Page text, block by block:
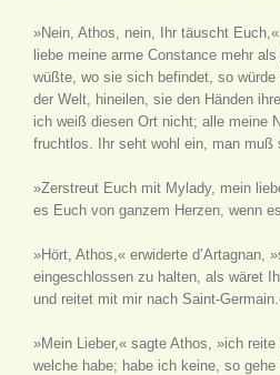
»Nein, Athos, nein, Ihr täuscht
liebe meine arme Constance mehr
wüßte, wo sie sich befindet, so
der Welt, hineilen, sie den Händen
ich weiß diesen Ort nicht; alle meine
fruchtlos. Ihr seht wohl ein, man muß
»Zerstreut Euch mit Mylady, mein
es Euch von ganzem Herzen, wenn
»Hört, Athos,« erwiderte d’Artagnan,
eingeschlossen zu halten, als wäret
und reitet mit mir nach Saint-
»Mein Lieber,« sagte Athos, »ich
welche habe; habe ich keine, so